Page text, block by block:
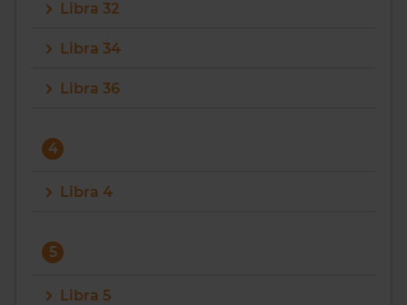
Libra 32
Libra 34
Libra 36
4
Libra 4
5
Libra 5